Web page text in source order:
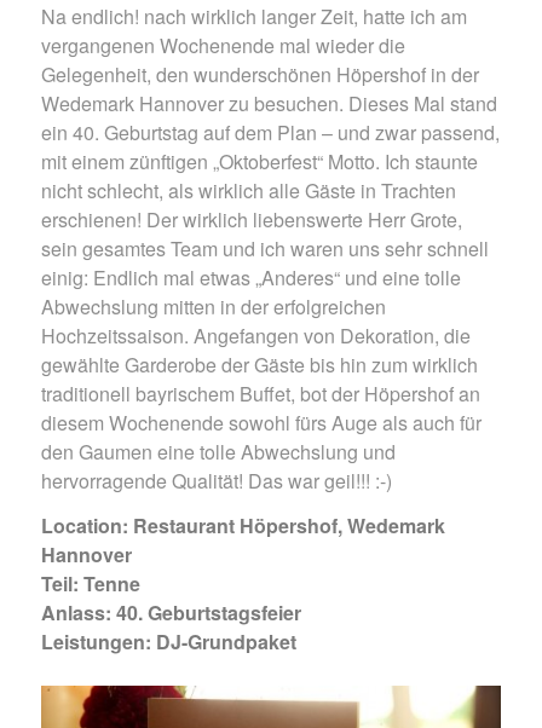
Na endlich! nach wirklich langer Zeit, hatte ich am
vergangenen Wochenende mal wieder die
Gelegenheit, den wunderschönen Höpershof in der
Wedemark Hannover zu besuchen. Dieses Mal stand
ein 40. Geburtstag auf dem Plan – und zwar passend,
mit einem zünftigen „Oktoberfest“ Motto. Ich staunte
nicht schlecht, als wirklich alle Gäste in Trachten
erschienen! Der wirklich liebenswerte Herr Grote,
sein gesamtes Team und ich waren uns sehr schnell
einig: Endlich mal etwas „Anderes“ und eine tolle
Abwechslung mitten in der erfolgreichen
Hochzeitssaison. Angefangen von Dekoration, die
gewählte Garderobe der Gäste bis hin zum wirklich
traditionell bayrischem Buffet, bot der Höpershof an
diesem Wochenende sowohl fürs Auge als auch für
den Gaumen eine tolle Abwechslung und
hervorragende Qualität! Das war geil!!! :-)
Location: Restaurant Höpershof, Wedemark
Hannover
Teil: Tenne
Anlass: 40. Geburtstagsfeier
Leistungen: DJ-Grundpaket